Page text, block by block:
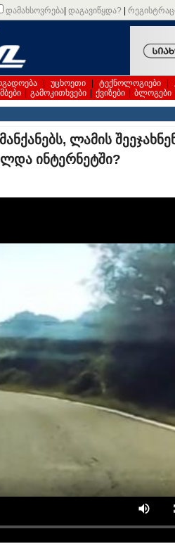
დამახსოვრება დაგავიწყდა?
უცხოეთი ტექნოლოგიები
გამოკითხვები ქვიზები ბლოგები
ლამის
ინტერნეტში?